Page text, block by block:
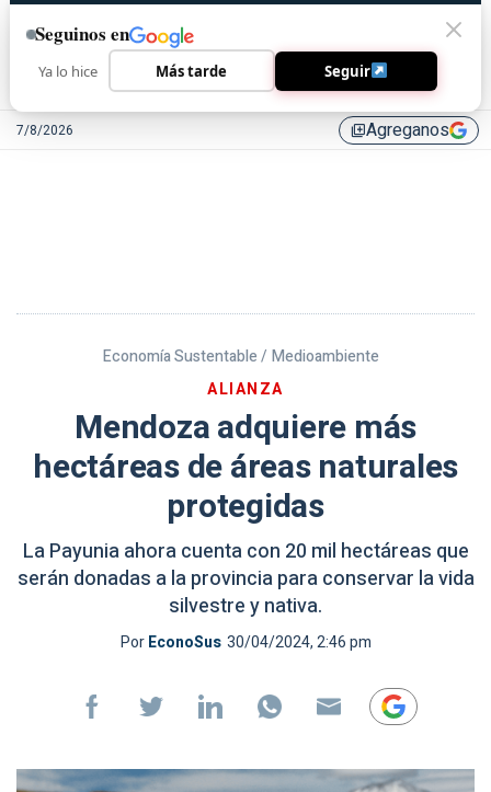
7/8/2026 library_addAgreganos
Economía Sustentable / Medioambiente
ALIANZA
Mendoza adquiere más
hectáreas de áreas naturales
protegidas
La Payunia ahora cuenta con 20 mil hectáreas que
serán donadas a la provincia para conservar la vida
silvestre y nativa.
PorEconoSus 30/04/2024, 2:46 pm
Seguinos en
Ya lo hice Más tarde Seguir